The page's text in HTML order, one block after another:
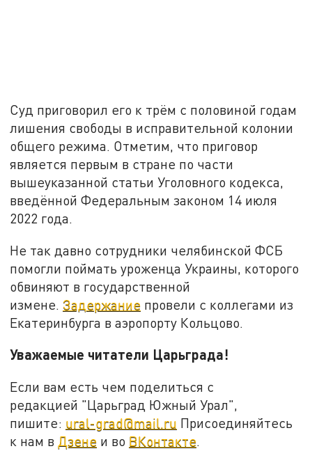
Суд приговорил его к трём с половиной годам
лишения свободы в исправительной колонии
общего режима. Отметим, что приговор
является первым в стране по части
вышеуказанной статьи Уголовного кодекса,
введённой Федеральным законом 14 июля
2022 года.
Не так давно сотрудники челябинской ФСБ
помогли поймать уроженца Украины, которого
обвиняют в государственной
измене. Задержание провели с коллегами из
Екатеринбурга в аэропорту Кольцово.
Уважаемые читатели Царьграда!
Если вам есть чем поделиться с
редакцией "Царьград Южный Урал",
пишите: ural-grad@mail.ru Присоединяйтесь
к нам в Дзене и во ВКонтакте.